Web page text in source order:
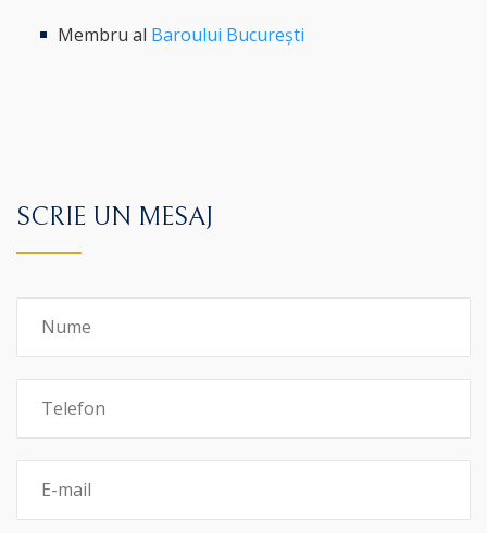
Membru al Baroului București
SCRIE UN MESAJ